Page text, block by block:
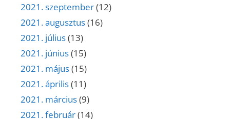
2021. szeptember(12)
2021. augusztus(16)
2021. július(13)
2021. június(15)
2021. május(15)
2021. április(11)
2021. március(9)
2021. február(14)